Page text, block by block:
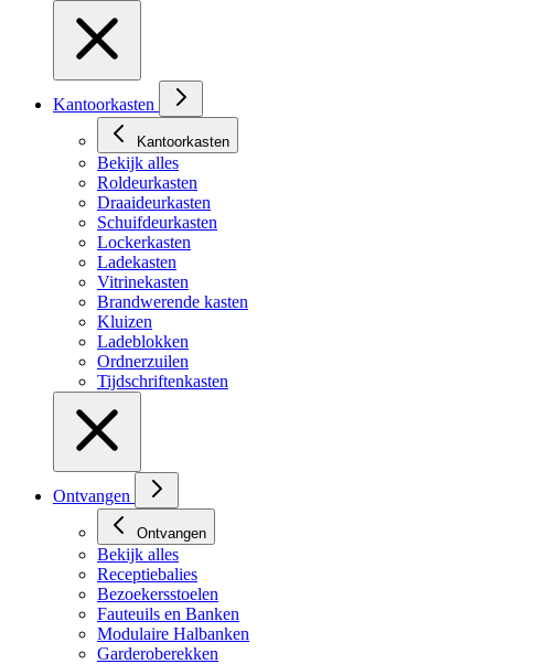
Kantoorkasten
Kantoorkasten
Bekijk alles
Roldeurkasten
Draaideurkasten
Schuifdeurkasten
Lockerkasten
Ladekasten
Vitrinekasten
Brandwerende kasten
Kluizen
Ladeblokken
Ordnerzuilen
Tijdschriftenkasten
Ontvangen
Ontvangen
Bekijk alles
Receptiebalies
Bezoekersstoelen
Fauteuils en Banken
Modulaire Halbanken
Garderoberekken